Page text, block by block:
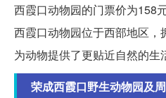
西霞口动物园的门票价为158
西霞口动物园位于西部地区，
为动物提供了更贴近自然的生
荣成西霞口野生动物园及